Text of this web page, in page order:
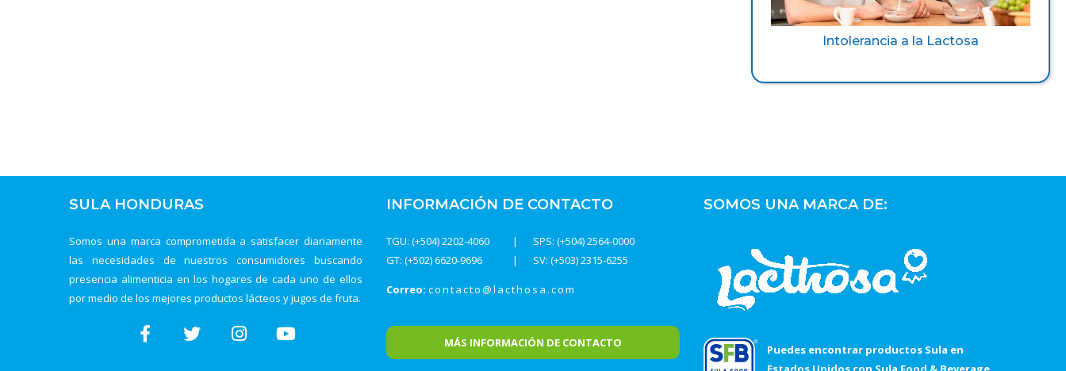
Intolerancia a la Lactosa
SULA HONDURAS
Somos una marca comprometida a satisfacer diariamente
las necesidades de nuestros consumidores buscando
presencia alimenticia en los hogares de cada uno de ellos
por medio de los mejores productos lácteos y jugos de fruta.
INFORMACIÓN DE CONTACTO
TGU: (+504) 2202-4060
SPS: (+504) 2564-0000
SV: (+503) 2315-6255
GT: (+502) 6620-9696
Correo: contacto@lacthosa.com
MÁS INFORMACIÓN DE CONTACTO
SOMOS UNA MARCA DE:
Puedes encontrar productos Sula en